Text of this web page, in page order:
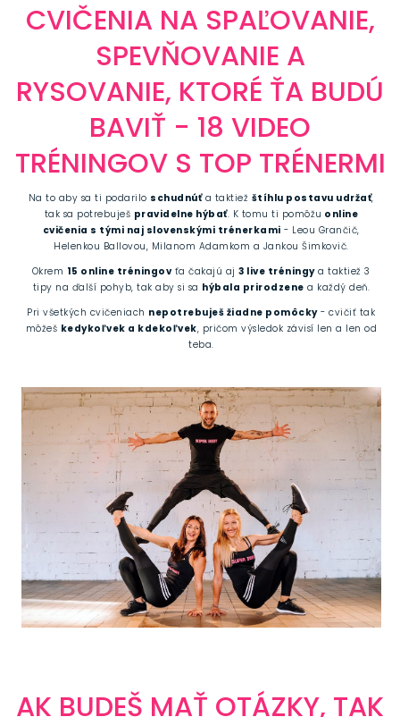
CVIČENIA NA SPAĽOVANIE,
SPEVŇOVANIE A
RYSOVANIE, KTORÉ ŤA BUDÚ
BAVIŤ - 18 VIDEO
TRÉNINGOV S TOP TRÉNERMI
Na to aby sa ti podarilo schudnúťa taktiež štíhlu postavu udržať,
tak sa potrebuješ pravidelne hýbať. K tomu ti pomôžu online
cvičenia s tými naj slovenskými trénerkami - Leou Grančič,
Helenkou Ballovou, Milanom Adamkom a Jankou Šimkovič.
Okrem 15 online tréningovťa čakajú aj3 live tréningya taktiež 3
tipy na ďalší pohyb, tak aby si sa hýbala prirodzene a každý deň.
Pri všetkých cvičeniach nepotrebuješ žiadne pomôcky- cvičiť tak
môžeš kedykoľvek a kdekoľvek, pričom výsledok závisí len a len od
teba.
AK BUDEŠ MAŤ OTÁZKY, TAK